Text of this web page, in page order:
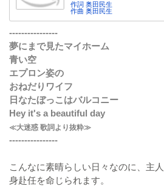
作詞 奥田民生
作曲 奥田民生
----------------
夢にまで見たマイホーム
青い空
エプロン姿の
おねだりワイフ
日なたぼっこはバルコニー
Hey it's a beautiful day
≪大迷惑 歌詞より抜粋≫
----------------
こんなに素晴らしい日々なのに、主
身赴任を命じられます。